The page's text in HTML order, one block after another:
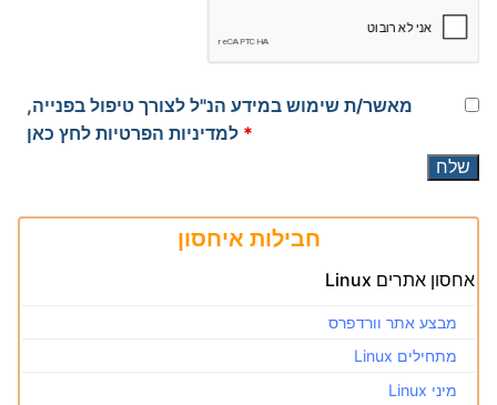
מאשר/ת שימוש במידע הנ"ל לצורך טיפול בפנייה,
חבילות איחסון
אחסון אתרים Linux
מבצע אתר וורדפרס
מתחילים Linux
מיני Linux